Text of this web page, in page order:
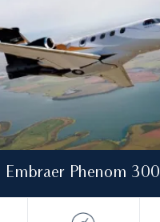
Embraer Phenom 300